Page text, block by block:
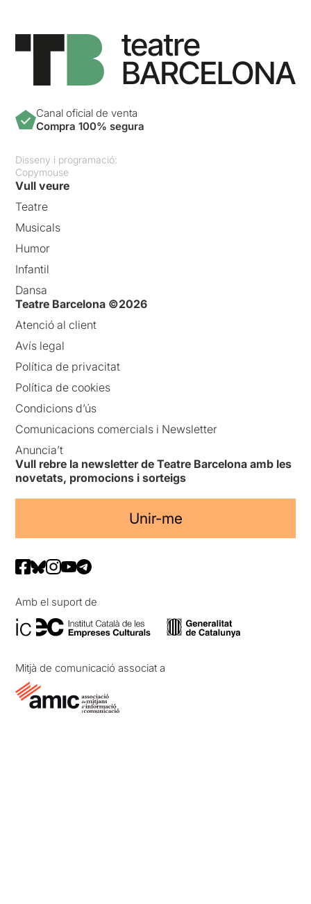
Canal oficial de venta
Compra 100% segura
Disseny i programació:
Copymouse
Vull veure
Teatre
Musicals
Humor
Infantil
Dansa
Teatre Barcelona ©2026
Atenció al client
Avís legal
Política de privacitat
Política de cookies
Condicions d’ús
Comunicacions comercials i Newsletter
Anuncia’t
Vull rebre la newsletter de Teatre Barcelona amb les
novetats, promocions i sorteigs
Unir-me
Amb el suport de
Mitjà de comunicació associat a